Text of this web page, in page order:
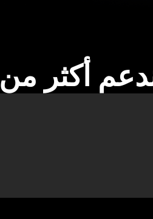
أكثر من 100 عملة مشفرة